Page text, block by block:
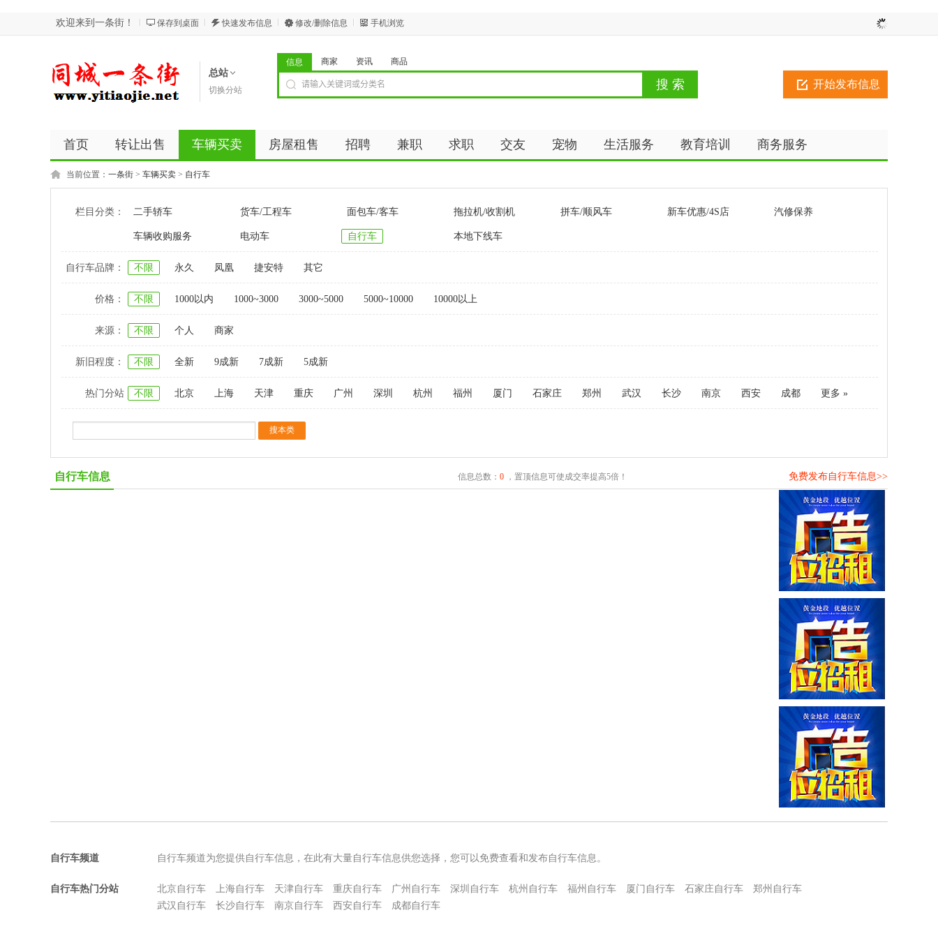
欢迎来到一条街！ 保存到桌面 快速发布信息 修改/删除信息 手机浏览
总站
切换分站 开始发布信息
信息 商家 资讯 商品
首页 转让出售 车辆买卖 房屋租售 招聘 兼职 求职 交友 宠物 生活服务 教育培训 商务服务
当前位置： 一条街 > 车辆买卖 > 自行车
栏目分类： 二手轿车 货车/工程车 面包车/客车 拖拉机/收割机 拼车/顺风车 新车优惠/4S店 汽修保养
车辆收购服务 电动车 自行车 本地下线车
自行车品牌： 不限 永久 凤凰 捷安特 其它
价格： 不限 1000以内 1000~3000 3000~5000 5000~10000 10000以上
来源： 不限 个人 商家
新旧程度： 不限 全新 9成新 7成新 5成新
热门分站 不限 北京 上海 天津 重庆 广州 深圳 杭州 福州 厦门 石家庄 郑州 武汉 长沙 南京 西安 成都 更多 »
自行车信息 信息总数： 0，置顶信息可使成交率提高5倍！ 免费发布自行车信息>>
自行车频道 自行车频道为您提供自行车信息，在此有大量自行车信息供您选择，您可以免费查看和发布自行车信息。
自行车热门分站 北京自行车 上海自行车 天津自行车 重庆自行车 广州自行车 深圳自行车 杭州自行车 福州自行车 厦门自行车 石家庄自行车
郑州自行车
武汉自行车
长沙自行车 南京自行车 西安自行车 成都自行车